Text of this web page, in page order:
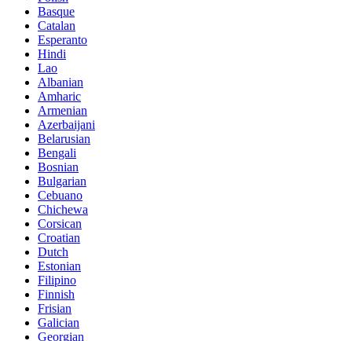
Basque
Catalan
Esperanto
Hindi
Lao
Albanian
Amharic
Armenian
Azerbaijani
Belarusian
Bengali
Bosnian
Bulgarian
Cebuano
Chichewa
Corsican
Croatian
Dutch
Estonian
Filipino
Finnish
Frisian
Galician
Georgian